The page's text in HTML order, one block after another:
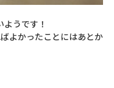
うです！
よかったことにはあとか